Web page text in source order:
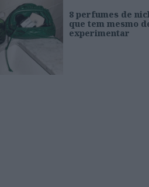
8 perfumes de
que tem mesmo
experimentar